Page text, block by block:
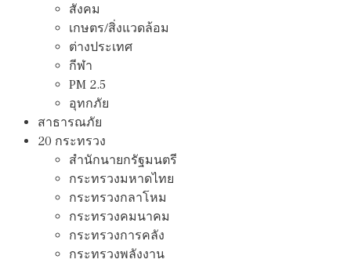
สังคม
เกษตร/สิ่งแวดล้อม
ต่างประเทศ
กีฬา
PM 2.5
อุทกภัย
สาธารณภัย
20 กระทรวง
สํานักนายกรัฐมนตรี
กระทรวงมหาดไทย
กระทรวงกลาโหม
กระทรวงคมนาคม
กระทรวงการคลัง
กระทรวงพลังงาน